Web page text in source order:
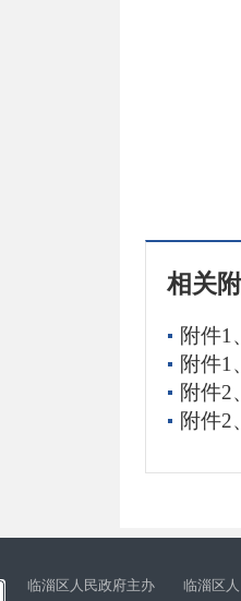
相关
附件1
附件1
附件2
附件2
临淄区人民政府主办 临淄区人